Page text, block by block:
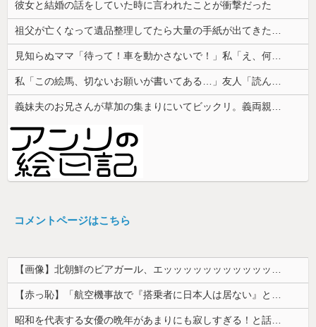
彼女と結婚の話をしていた時に言われたことが衝撃だった
コメントページはこちら
【画像】北朝鮮のビアガール、エッッッッッッッッッッッッッッッッッ！
【赤っ恥】「航空機事故で『搭乗者に日本人は居ない』という発表は嫌い。人間として同じ価値だと思う」→ツッコミ殺到も「自分が気に入らないと思った」と...
昭和を代表する女優の晩年があまりにも寂しすぎる！と話題に、自身の子供を餓死する寸前までネグレクトした挙句……